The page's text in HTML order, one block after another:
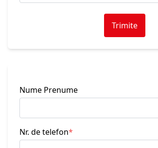
Trimite
Nume Prenume
Nr. de telefon*